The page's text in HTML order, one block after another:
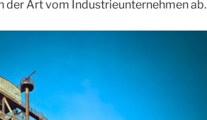
der Art vom Industrieunternehmen ab.